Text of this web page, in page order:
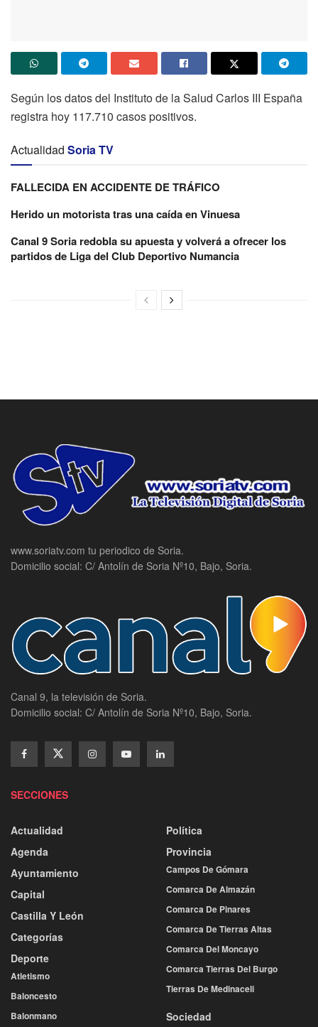
Según los datos del Instituto de la Salud Carlos III España
registra hoy 117.710 casos positivos.
Actualidad Soria TV
FALLECIDA EN ACCIDENTE DE TRÁFICO
Herido un motorista tras una caída en Vinuesa
Canal 9 Soria redobla su apuesta y volverá a ofrecer los
partidos de Liga del Club Deportivo Numancia
www.soriatv.com tu periodico de Soria.
Domicilio social: C/ Antolín de Soria Nº10, Bajo, Soria.
Canal 9, la televisión de Soria.
Domicilio social: C/ Antolín de Soria Nº10, Bajo, Soria.
SECCIONES
Actualidad
Agenda
Ayuntamiento
Capital
Castilla Y León
Categorías
Deporte
Atletismo
Baloncesto
Balonmano
Política
Provincia
Campos De Gómara
Comarca De Almazán
Comarca De Pinares
Comarca De Tierras Altas
Comarca Del Moncayo
Comarca Tierras Del Burgo
Tierras De Medinaceli
Sociedad